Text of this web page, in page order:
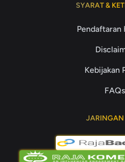
SYARAT &
Pendaftaran
Kebijakan
FAQs
JARINGAN